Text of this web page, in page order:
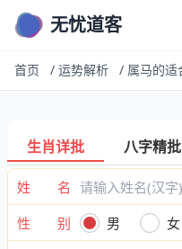
无忧道客
首页 / 运势解析 /
生肖详批 八字精批
姓 名
性 别
男
女